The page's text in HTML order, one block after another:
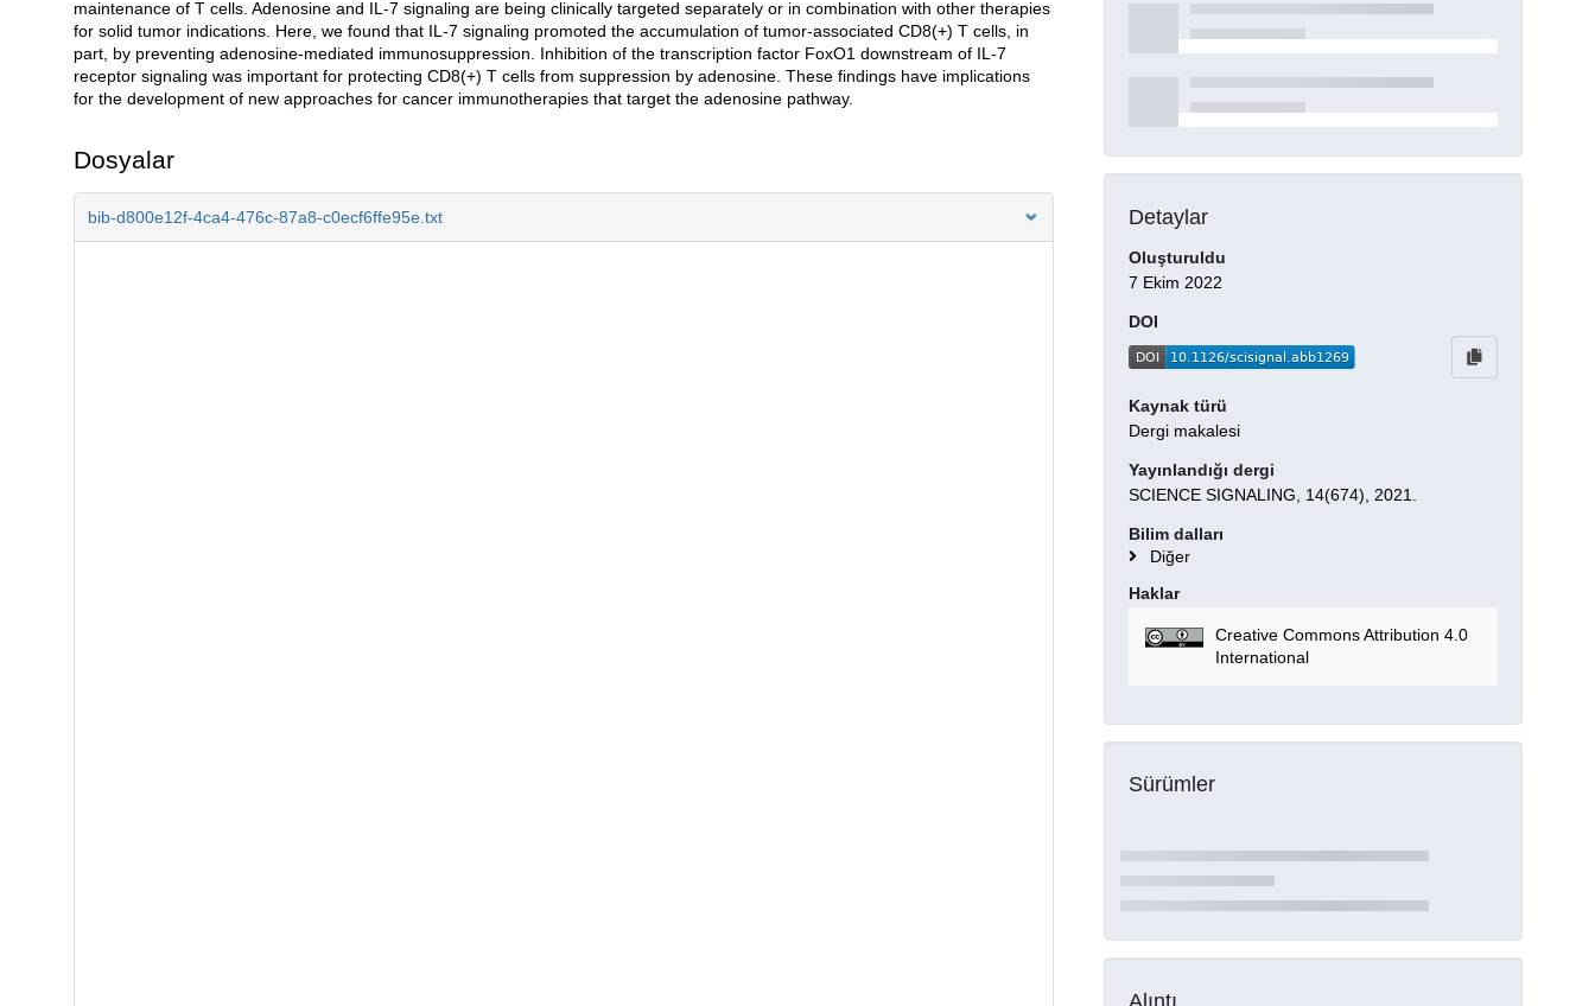
maintenance of T cells. Adenosine and IL-7 signaling are being clinically targeted separately or in combination with other therapies
for solid tumor indications. Here, we found that IL-7 signaling promoted the accumulation of tumor-associated CD8(+) T cells, in
part, by preventing adenosine-mediated immunosuppression. Inhibition of the transcription factor FoxO1 downstream of IL-7
receptor signaling was important for protecting CD8(+) T cells from suppression by adenosine. These findings have implications
for the development of new approaches for cancer immunotherapies that target the adenosine pathway.
Dosyalar
bib-d800e12f-4ca4-476c-87a8-c0ecf6ffe95e.txt Detaylar
Oluşturuldu
7 Ekim 2022
DOI
Kaynak türü
Dergi makalesi
Yayınlandığı dergi
SCIENCE SIGNALING, 14(674), 2021.
Bilim dalları
Diğer
Haklar
Creative Commons Attribution 4.0
International
Sürümler
Alıntı